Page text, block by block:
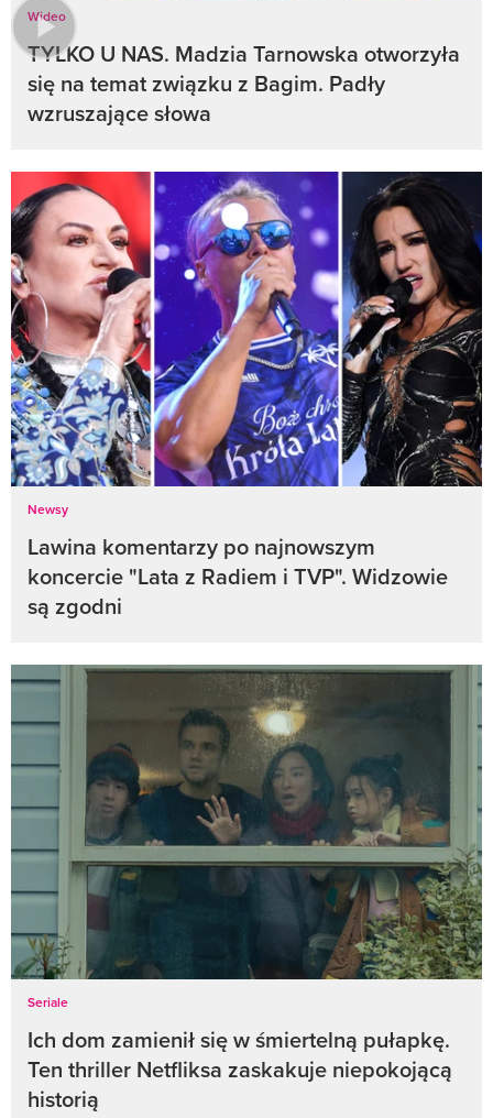
Wideo
TYLKO U NAS. Madzia Tarnowska otworzyła
się na temat związku z Bagim. Padły
wzruszające słowa
Newsy
Lawina komentarzy po najnowszym
koncercie "Lata z Radiem i TVP". Widzowie
są zgodni
Seriale
Ich dom zamienił się w śmiertelną pułapkę.
Ten thriller Netfliksa zaskakuje niepokojącą
historią